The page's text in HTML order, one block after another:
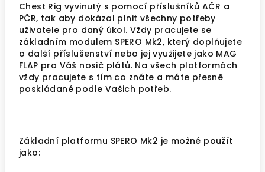
Chest Rig vyvinutý s pomocí příslušníků AČR a
PČR, tak aby dokázal plnit všechny potřeby
uživatele pro daný úkol. Vždy pracujete se
základním modulem SPERO Mk2, který doplňujete
o další příslušenství nebo jej využijete jako MAG
FLAP pro Váš nosič plátů. Na všech platformách
vždy pracujete s tím co znáte a máte přesně
poskládané podle Vašich potřeb.
Základní platformu SPERO Mk2 je možné použít
jako: